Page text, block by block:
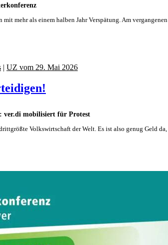
mit mehr als einem halben Jahr Verspätung. Am
ver.di mobilisiert für Protest
| UZ vom 29. Mai 2026
Volkswirtschaft der Welt. Es ist also genug Geld